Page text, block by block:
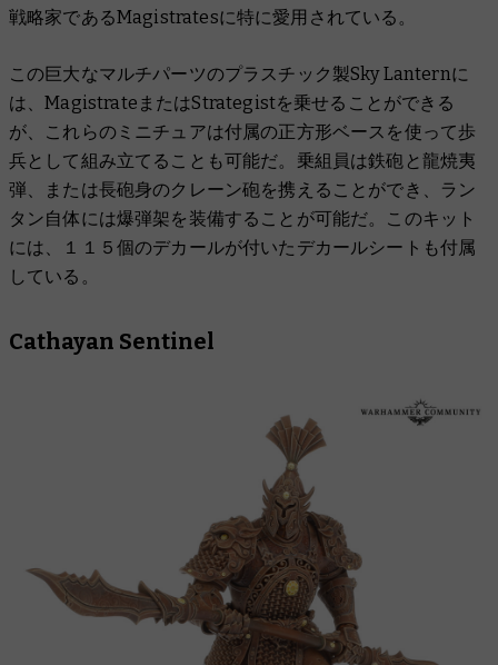
戦略家であるMagistratesに特に愛用されている。
この巨大なマルチパーツのプラスチック製Sky Lanternに
は、MagistrateまたはStrategistを乗せることができる
が、これらのミニチュアは付属の正方形ベースを使って歩
兵として組み立てることも可能だ。乗組員は鉄砲と龍焼夷
弾、または長砲身のクレーン砲を携えることができ、ラン
タン自体には爆弾架を装備することが可能だ。このキット
には、１１５個のデカールが付いたデカールシートも付属
している。
Cathayan Sentinel